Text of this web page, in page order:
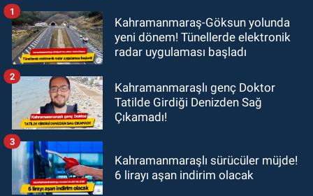
Kahramanmaraş-Göksun yolunda
yeni dönem! Tünellerde elektronik
radar uygulaması başladı
1
Kahramanmaraşlı genç Doktor
Tatilde Girdiği Denizden Sağ
Çıkamadı!
2
Kahramanmaraşlı sürücüler müjde!
6 lirayı aşan indirim olacak
3